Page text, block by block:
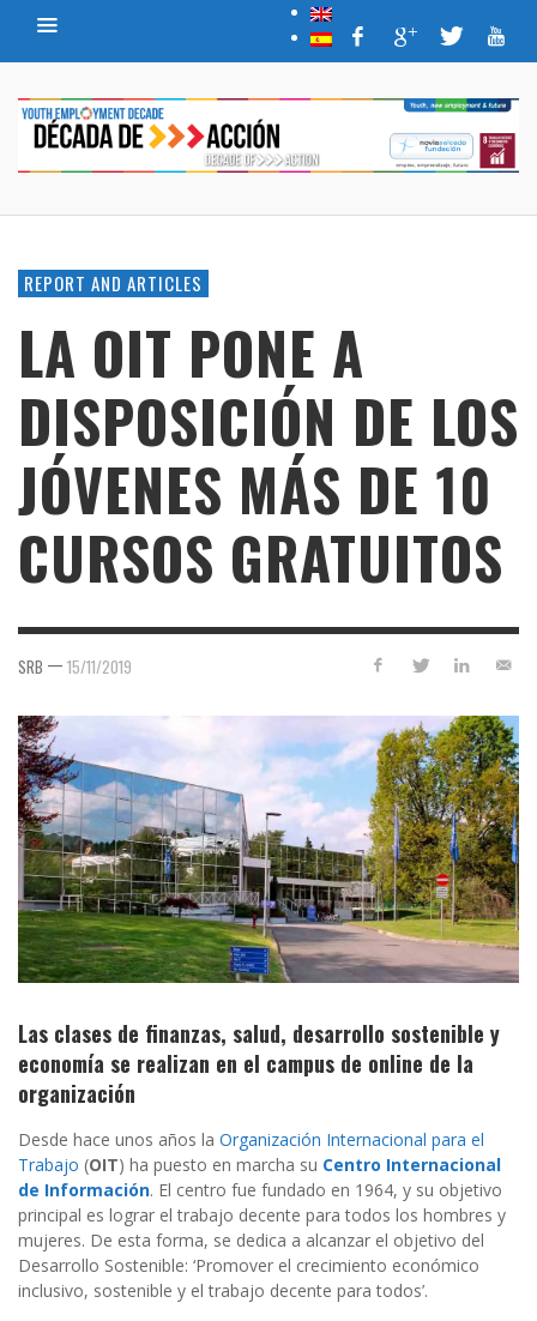
REPORT AND ARTICLES
LA OIT PONE A
DISPOSICIÓN DE LOS
JÓVENES MÁS DE 10
CURSOS GRATUITOS
SRB — 15/11/2019
Las clases de finanzas, salud, desarrollo sostenible y
economía se realizan en el campus de online de la
organización
Desde hace unos años la Organización Internacional para el
Trabajo (OIT) ha puesto en marcha su Centro Internacional
de Información. El centro fue fundado en 1964, y su objetivo
principal es lograr el trabajo decente para todos los hombres y
mujeres. De esta forma, se dedica a alcanzar el objetivo del
Desarrollo Sostenible: ‘Promover el crecimiento económico
inclusivo, sostenible y el trabajo decente para todos’.